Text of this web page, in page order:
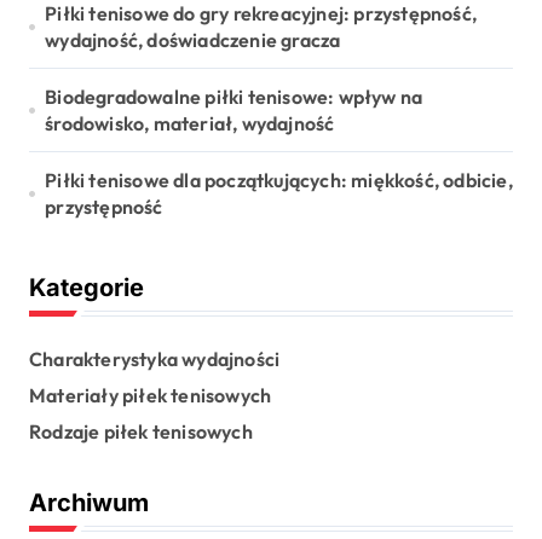
Piłki tenisowe do gry rekreacyjnej: przystępność,
wydajność, doświadczenie gracza
Biodegradowalne piłki tenisowe: wpływ na
środowisko, materiał, wydajność
Piłki tenisowe dla początkujących: miękkość, odbicie,
przystępność
Kategorie
Charakterystyka wydajności
Materiały piłek tenisowych
Rodzaje piłek tenisowych
Archiwum